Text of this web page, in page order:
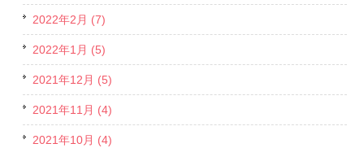
2022年2月 (7)
2022年1月 (5)
2021年12月 (5)
2021年11月 (4)
2021年10月 (4)